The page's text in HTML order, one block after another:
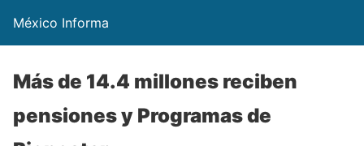
México Informa
Más de 14.4 millones reciben
pensiones y Programas de